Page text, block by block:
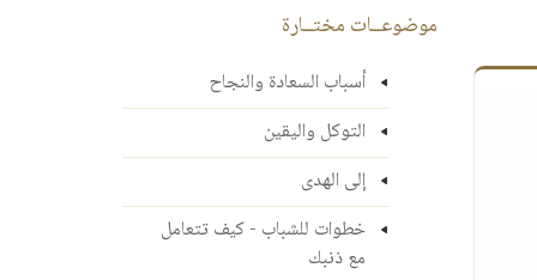
موضوعــات مختــارة
أسباب السعادة والنجاح
التوكل واليقين
إلى الهدى
خطوات للشباب - كيف تتعامل
مع ذنبك